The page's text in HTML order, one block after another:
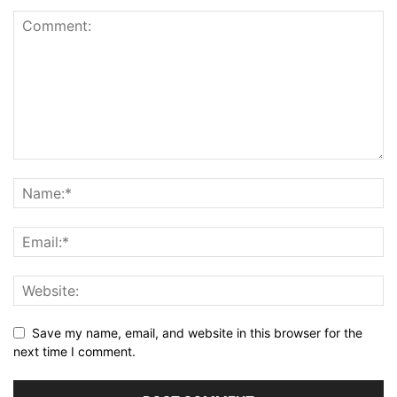
Save my name, email, and website in this browser for the
next time I comment.